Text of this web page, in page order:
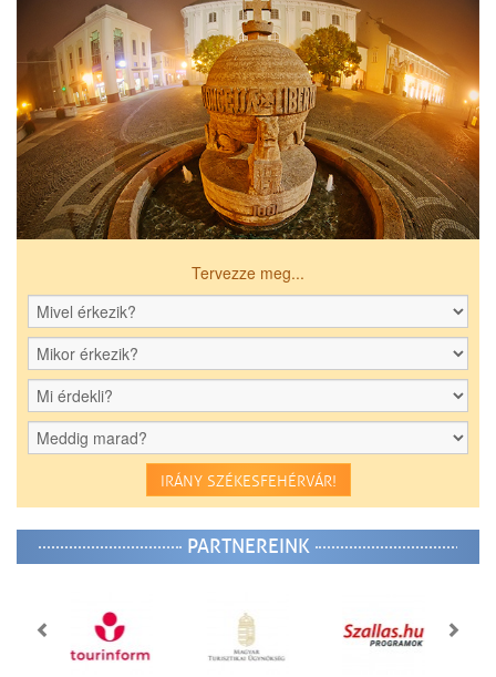
Tervezze meg...
IRÁNY SZÉKESFEHÉRVÁR!
PARTNEREINK